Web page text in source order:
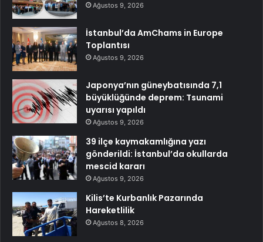
Ağustos 9, 2026
İstanbul’da AmChams in Europe
Toplantısı
Ağustos 9, 2026
Japonya’nın güneybatısında 7,1
büyüklüğünde deprem: Tsunami
uyarısı yapıldı
Ağustos 9, 2026
39 ilçe kaymakamlığına yazı
gönderildi: İstanbul’da okullarda
mescid kararı
Ağustos 9, 2026
Kilis’te Kurbanlık Pazarında
Hareketlilik
Ağustos 8, 2026